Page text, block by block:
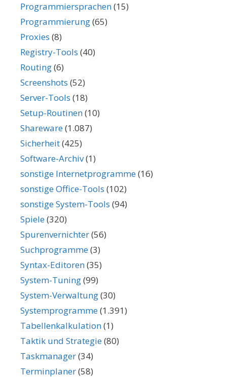
Programmiersprachen(15)
Programmierung(65)
Proxies (8)
Registry-Tools (40)
Routing(6)
Screenshots (52)
Server-Tools (18)
Setup-Routinen(10)
Shareware(1.087)
Sicherheit(425)
Software-Archiv(1)
sonstige Internetprogramme(16)
sonstige Office-Tools (102)
sonstige System-Tools (94)
Spiele(320)
Spurenvernichter(56)
Suchprogramme(3)
Syntax-Editoren(35)
System-Tuning(99)
System-Verwaltung(30)
Systemprogramme(1.391)
Tabellenkalkulation(1)
Taktik und Strategie(80)
Taskmanager(34)
Terminplaner(58)